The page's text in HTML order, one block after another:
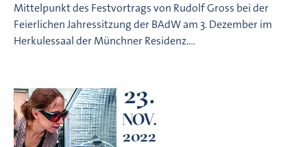
Mittelpunkt des Festvortrags von Rudolf Gross bei der
Feierlichen Jahressitzung der BAdW am 3. Dezember im
Herkulessaal der Münchner Residenz.…
23.
NOV.
2022